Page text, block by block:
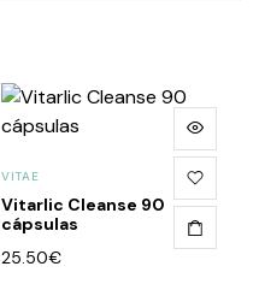
VITAE
Vitarlic Cleanse 90
cápsulas
25.50€